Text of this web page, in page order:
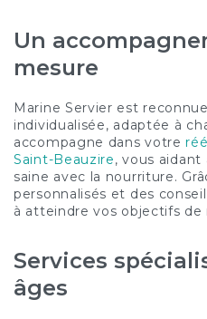
Un
mesure
Marine Servier est
individualisée, adaptée à
accompagne dans votre
Saint-Beauzire, vous
saine avec la nourriture.
personnalisés et des
à atteindre vos objectifs de
Services
âges